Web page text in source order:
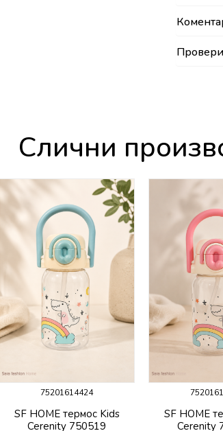
Слични
75201614424
SF HOME термос Kids
Cerenity 750519
SF HOME
Cerenity